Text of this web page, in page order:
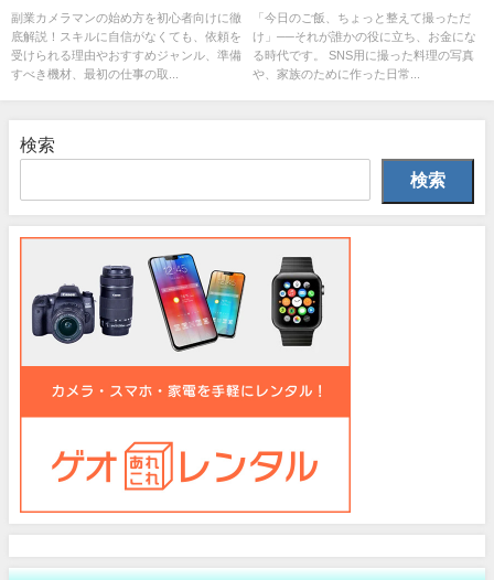
れる理由とは？
副業カメラマンの始め方を初心者向けに徹
底解説！スキルに自信がなくても、依頼を
受けられる理由やおすすめジャンル、準備
すべき機材、最初の仕事の取...
法とコツ
「今日のご飯、ちょっと整えて撮っただ
け」──それが誰かの役に立ち、お金にな
る時代です。 SNS用に撮った料理の写真
や、家族のために作った日常...
検索
検索